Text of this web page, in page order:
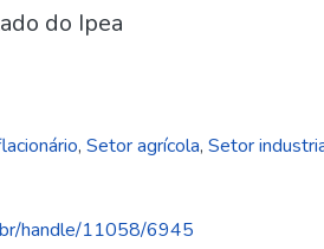
do Ipea
,Setor agrícola,Setor
handle/11058/6945